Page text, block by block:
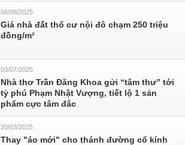
06/08/2025
Giá nhà đất thổ cư nội đô chạm 250 triệu
đồng/m²
03/07/2025
Nhà thơ Trần Đăng Khoa gửi “tâm thư” tới
tỷ phú Phạm Nhật Vượng, tiết lộ 1 sản
phẩm cực tâm đắc
20/03/2025
Thay "áo mới" cho thánh đường cổ kính